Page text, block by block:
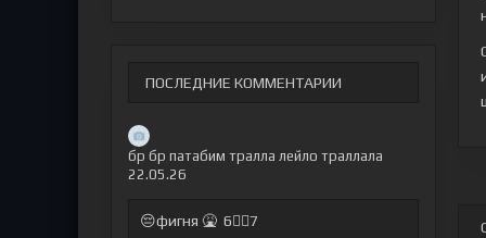
ПОСЛЕДНИЕ КОММЕНТАРИИ
бр бр патабим тралла лейло траллала
22.05.26
😔фигня 🤮 6🤷‍♂7